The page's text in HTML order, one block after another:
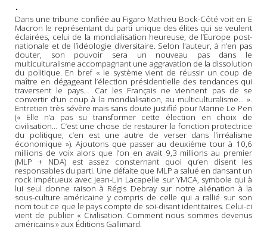
•
Dans une tribune confiée au Figaro Mathieu Bock-Côté voit en E
Macron le représentant du parti unique des élites qui se veulent
éclairées, celui de la mondialisation heureuse, de l’Europe post-
nationale et de l’idéologie diversitaire. Selon l'auteur, à n’en pas
douter, son pouvoir sera un nouveau pas dans le
multiculturalisme accompagnant une aggravation de la dissolution
du politique. En bref « le système vient de réussir un coup de
maître en dégageant l’élection présidentielle des tendances qui
traversent le pays… Car les Français ne viennent pas de se
convertir d’un coup à la mondialisation, au multiculturalisme... ».
Entretien très sévère mais sans doute justifié pour Marine Le Pen
(« Elle n’a pas su transformer cette élection en choix de
civilisation… C’est une chose de restaurer la fonction protectrice
du politique, c’en est une autre de verser dans l’irréalisme
économique »). Ajoutons que passer au deuxième tour à 10,6
millions de voix alors que l’on en avait 9,3 millions au premier
(MLP + NDA) est assez consternant quoi qu’en disent les
responsables du parti. Une défaite que MLP a salué en dansant un
rock impétueux avec Jean-Lin Lacapelle sur YMCA, symbole qui à
lui seul donne raison à Régis Debray sur notre aliénation à la
sous-culture américaine y compris de celle qui a rallié sur son
nom tout ce que le pays compte de soi-disant identitaires. Celui-ci
vient de publier « Civilisation. Comment nous sommes devenus
américains » aux Éditions Gallimard.